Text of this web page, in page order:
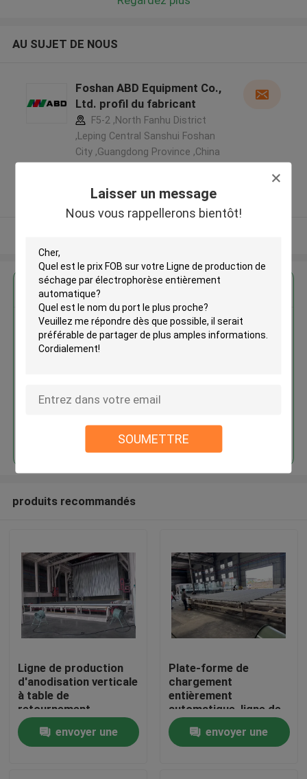
Laisser un message
Nous vous rappellerons bientôt!
SOUMETTRE
Maison
Produits
AU SUJET DE NOUS
Foshan ABD Equipment Co.,
Ltd. profil du fabricant
F5-2 ,North Fanhu District
,Leping Central Sanshui Foshan
City ,Guangdong Province ,China
Fournisseur vérifié
Ligne de production de séchage
par électrophorèse entièrement
Continuer
produits recommandés
Ligne de production
d'anodisation verticale
à table de
retournement
entièrement
automatique pour les
profilés en aluminium
envoyer une
Plate-forme de
chargement
entièrement
automatique, ligne de
production
d'anodisation verticale
pour profilés en
envoyer une